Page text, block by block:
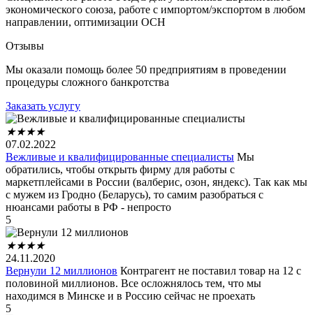
экономического союза, работе с импортом/экспортом в любом
направлении, оптимизации ОСН
Отзывы
Мы оказали помощь более 50 предприятиям в проведении
процедуры сложного банкротства
Заказать услугу
★★★★
07.02.2022
Вежливые и квалифицированные специалисты Мы
обратились, чтобы открыть фирму для работы с
маркетплейсами в России (валберис, озон, яндекс). Так как мы
с мужем из Гродно (Беларусь), то самим разобраться с
нюансами работы в РФ - непросто
5
★★★★
24.11.2020
Вернули 12 миллионов Контрагент не поставил товар на 12 с
половиной миллионов. Все осложнялось тем, что мы
находимся в Минске и в Россию сейчас не проехать
5